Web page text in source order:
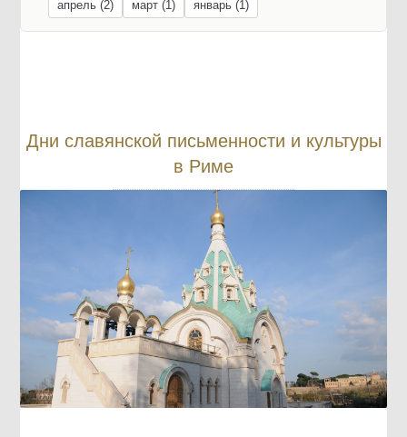
апрель (2)
март (1) январь (1)
Дни славянской письменности и культуры
в Риме